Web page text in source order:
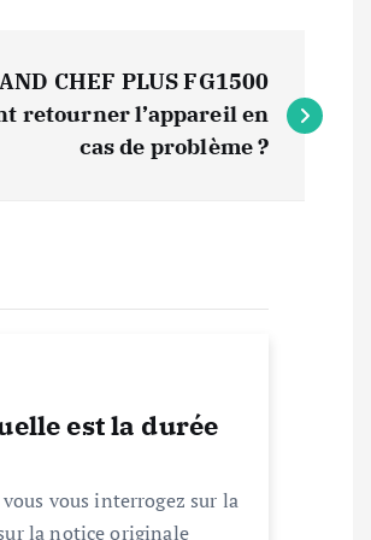
CHEF PLUS FG1500
retourner l’appareil en
cas de problème ?
est la durée
vous interrogez sur la
la notice originale